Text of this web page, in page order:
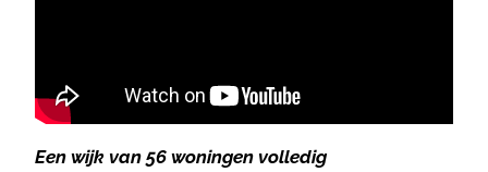
Een wijk van 56 woningen volledig